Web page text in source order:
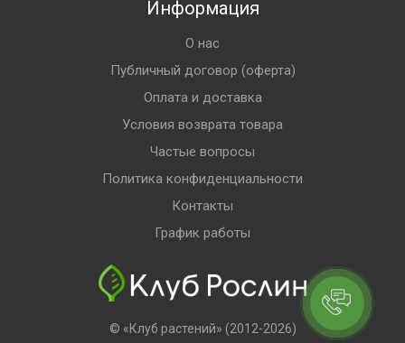
Информация
О нас
Публичный договор (оферта)
Оплата и доставка
Условия возврата товара
Частые вопросы
Политика конфиденциальности
Контакты
График работы
© «Клуб растений» (2012-2026)